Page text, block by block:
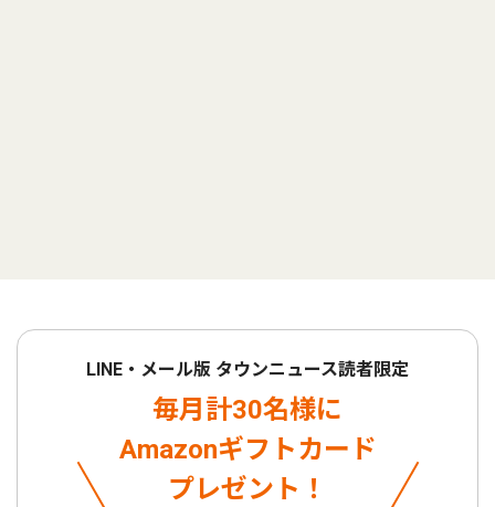
LINE・メール版 タウンニュース読者限定
毎月計30名様に
Amazonギフトカード
プレゼント！